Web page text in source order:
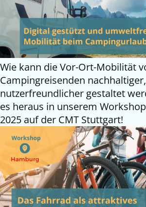
Wie kann die Vor-Ort-Mobilität
Campingreisenden
nutzerfreundlicher gestaltet
es heraus in unserem
2025 auf der CMT Stuttgart!